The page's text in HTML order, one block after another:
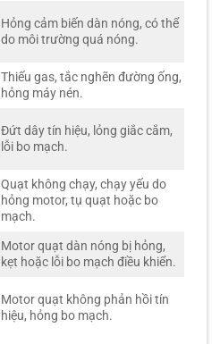
Hỏng cảm biến dàn nóng, có thể
do môi trường quá nóng.
Thiếu gas, tắc nghẽn đường ống,
hỏng máy nén.
Đứt dây tín hiệu, lỏng giắc cắm,
lỗi bo mạch.
Quạt không chạy, chạy yếu do
hỏng motor, tụ quạt hoặc bo
mạch.
Motor quạt dàn nóng bị hỏng,
kẹt hoặc lỗi bo mạch điều khiển.
Motor quạt không phản hồi tín
hiệu, hỏng bo mạch.